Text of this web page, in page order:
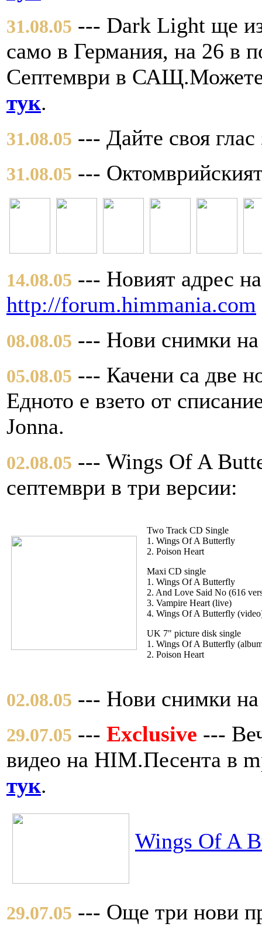
31.08.05 --- Dark Light ще
само в Германия, на 26 в
Септември в САЩ.Можете
тук.
31.08.05 --- Дайте своя
31.08.05 ---
14.08.05 --- Новият адрес
http://forum.himmania.com
08.08.05 --- Нови снимки
05.08.05 --- Качени сa две
Едното е взето от
Jonna.
02.08.05 --- Wings Of A
септември в три версии:
Two Track CD Single
1. Wings Of A Butterfly
2. Poison Heart
Maxi CD single
1. Wings Of A Butterfly
2. And Love Said No (616
3. Vampire Heart (live)
4. Wings Of A Butterfly
UK 7" picture disk single
1. Wings Of A Butterfly
2. Poison Heart
02.08.05 --- Нови снимки
29.07.05 --- Exclusive ---
видео на HIM.Песента в
тук.
Wings Of A
29.07.05 --- Още три нови